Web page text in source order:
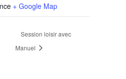
+ Google Map
Session loisir avec
Manuel